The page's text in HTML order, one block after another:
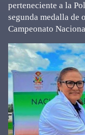
perteneciente a la
segunda medalla de
Campeonato